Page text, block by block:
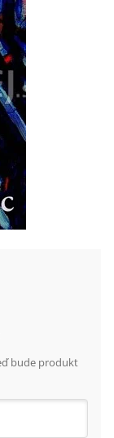
bude produkt